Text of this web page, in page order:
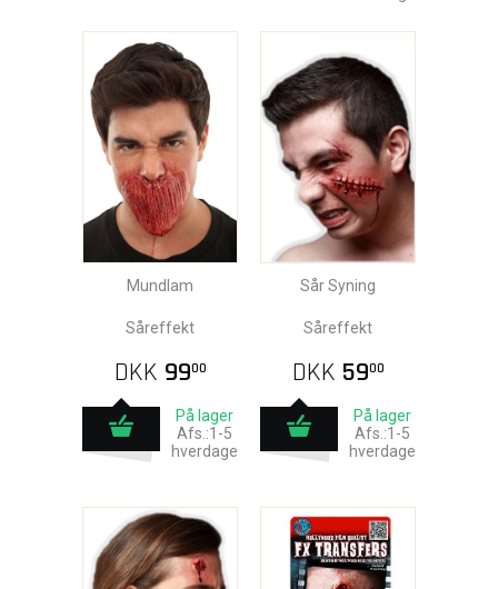
Mundlam
Såreffekt
DKK 9900
På lager
Afs.:1-5
hverdage
Sår Syning
Såreffekt
DKK 5900
På lager
Afs.:1-5
hverdage